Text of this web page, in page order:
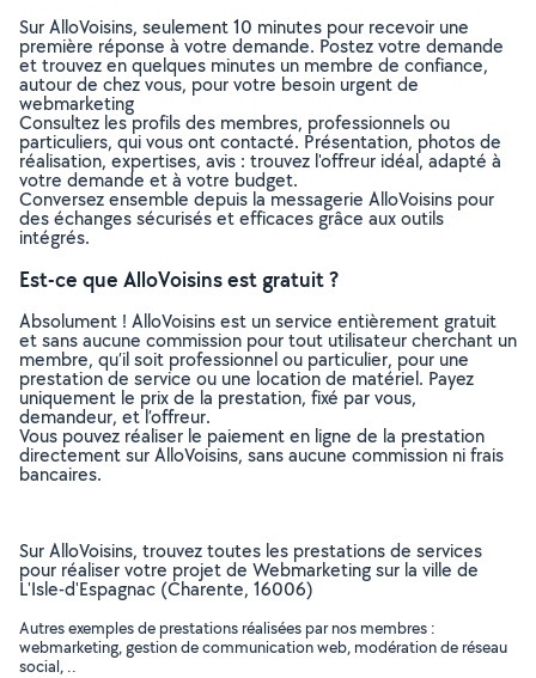
Sur AlloVoisins, seulement 10 minutes pour recevoir une
première réponse à votre demande. Postez votre demande
et trouvez en quelques minutes un membre de confiance,
autour de chez vous, pour votre besoin urgent de
webmarketing
Consultez les profils des membres, professionnels ou
particuliers, qui vous ont contacté. Présentation, photos de
réalisation, expertises, avis : trouvez l'offreur idéal, adapté à
votre demande et à votre budget.
Conversez ensemble depuis la messagerie AlloVoisins pour
des échanges sécurisés et efficaces grâce aux outils
intégrés.
Est-ce que AlloVoisins est gratuit ?
Absolument ! AlloVoisins est un service entièrement gratuit
et sans aucune commission pour tout utilisateur cherchant un
membre, qu’il soit professionnel ou particulier, pour une
prestation de service ou une location de matériel. Payez
uniquement le prix de la prestation, fixé par vous,
demandeur, et l’offreur.
Vous pouvez réaliser le paiement en ligne de la prestation
directement sur AlloVoisins, sans aucune commission ni frais
bancaires.
Sur AlloVoisins, trouvez toutes les prestations de services
pour réaliser votre projet de Webmarketing sur la ville de
L'Isle-d'Espagnac (Charente, 16006)
Autres exemples de prestations réalisées par nos membres :
webmarketing, gestion de communication web, modération de réseau
social, ..